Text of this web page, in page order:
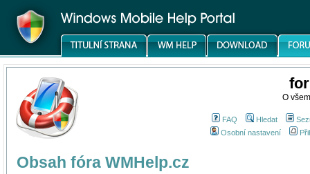
O
FAQ Hledat
Osobní nastavení
Obsah fóra WMHelp.cz